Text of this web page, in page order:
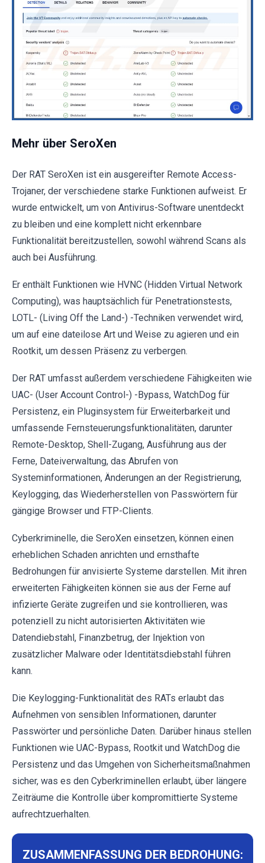
Mehr über SeroXen
Der RAT SeroXen ist ein ausgereifter Remote Access-
Trojaner, der verschiedene starke Funktionen aufweist. Er
wurde entwickelt, um von Antivirus-Software unentdeckt
zu bleiben und eine komplett nicht erkennbare
Funktionalität bereitzustellen, sowohl während Scans als
auch bei Ausführung.
Er enthält Funktionen wie HVNC (Hidden Virtual Network
Computing), was hauptsächlich für Penetrationstests,
LOTL- (Living Off the Land-) -Techniken verwendet wird,
um auf eine dateilose Art und Weise zu agieren und ein
Rootkit, um dessen Präsenz zu verbergen.
Der RAT umfasst außerdem verschiedene Fähigkeiten wie
UAC- (User Account Control-) -Bypass, WatchDog für
Persistenz, ein Pluginsystem für Erweiterbarkeit und
umfassende Fernsteuerungsfunktionalitäten, darunter
Remote-Desktop, Shell-Zugang, Ausführung aus der
Ferne, Dateiverwaltung, das Abrufen von
Systeminformationen, Änderungen an der Registrierung,
Keylogging, das Wiederherstellen von Passwörtern für
gängige Browser und FTP-Clients.
Cyberkriminelle, die SeroXen einsetzen, können einen
erheblichen Schaden anrichten und ernsthafte
Bedrohungen für anvisierte Systeme darstellen. Mit ihren
erweiterten Fähigkeiten können sie aus der Ferne auf
infizierte Geräte zugreifen und sie kontrollieren, was
potenziell zu nicht autorisierten Aktivitäten wie
Datendiebstahl, Finanzbetrug, der Injektion von
zusätzlicher Malware oder Identitätsdiebstahl führen
kann.
Die Keylogging-Funktionalität des RATs erlaubt das
Aufnehmen von sensiblen Informationen, darunter
Passwörter und persönliche Daten. Darüber hinaus stellen
Funktionen wie UAC-Bypass, Rootkit und WatchDog die
Persistenz und das Umgehen von Sicherheitsmaßnahmen
sicher, was es den Cyberkriminellen erlaubt, über längere
Zeiträume die Kontrolle über kompromittierte Systeme
aufrechtzuerhalten.
ZUSAMMENFASSUNG DER BEDROHUNG: